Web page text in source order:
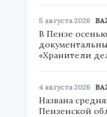
5 августа 2026
В Пензе
«Хранители
4 августа 2026
Названа
Пензенской